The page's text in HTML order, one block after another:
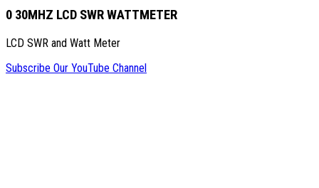
0 30MHZ LCD SWR WATTMETER
LCD SWR and Watt Meter
Subscribe Our YouTube Channel